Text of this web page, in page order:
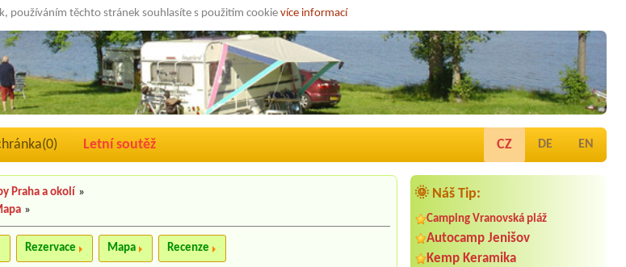
používáním těchto stránek souhlasíte s použitím cookievíce informací
0) Letní soutěž CZ DE EN
🌞 Náš Tip:
Camping Vranovská pláž
Autocamp Jenišov
Kemp Keramika
Praha a okolí »
»
Rezervace Mapa Recenze